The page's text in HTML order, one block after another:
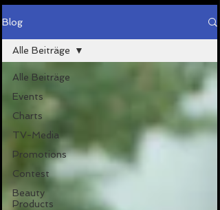
Blog
Alle Beiträge
Events
Charts
TV-Media
Promotions
Contest
Beauty
Products
Alle Beiträge